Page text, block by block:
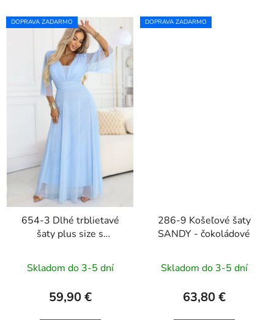
DOPRAVA ZADARMO
654-3 Dlhé trblietavé
šaty plus size s
priesvitnými rukávmi -
svetlomodré
Skladom do 3-5 dní
59,90 €
DOPRAVA ZADARMO
286-9 Košeľové šaty
SANDY - čokoládové
Skladom do 3-5 dní
63,80 €